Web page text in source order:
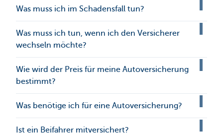
Was muss ich im Schadensfall tun?
Was muss ich tun, wenn ich den Versicherer
wechseln möchte?
Wie wird der Preis für meine Autoversicherung
bestimmt?
Was benötige ich für eine Autoversicherung?
Ist ein Beifahrer mitversichert?